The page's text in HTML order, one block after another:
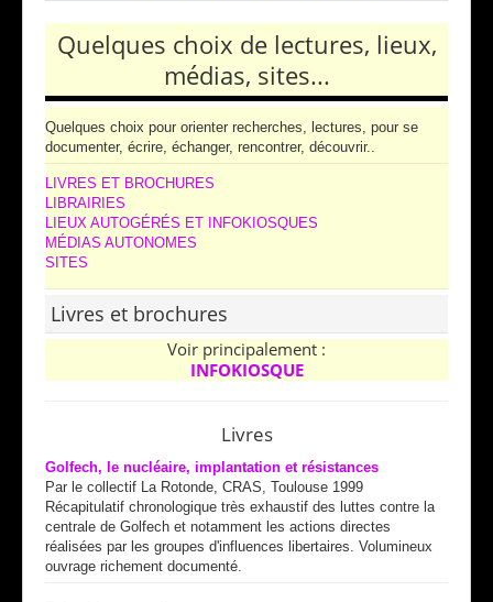
Quelques choix de lectures, lieux,
médias, sites...
Quelques choix pour orienter recherches, lectures, pour se
documenter, écrire, échanger, rencontrer, découvrir..
LIVRES ET BROCHURES
LIBRAIRIES
LIEUX AUTOGÉRÉS ET INFOKIOSQUES
MÉDIAS AUTONOMES
SITES
Livres et brochures
Voir principalement :
INFOKIOSQUE
Livres
Golfech, le nucléaire, implantation et résistances
Par le collectif La Rotonde, CRAS, Toulouse 1999
Récapitulatif chronologique très exhaustif des luttes contre la
centrale de Golfech et notamment les actions directes
réalisées par les groupes d'influences libertaires. Volumineux
ouvrage richement documenté.